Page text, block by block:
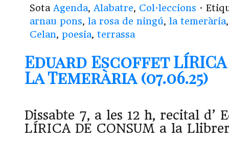
Sota Agenda, Alabatre, Col·leccions ·
arnau pons, la rosa de ningú, la temerària
Celan, poesia, terrassa
Eduard Escoffet LÍRICA
La Temerària (07.06.25)
Dissabte 7, a les 12 h, recital d’
LÍRICA DE CONSUM a la